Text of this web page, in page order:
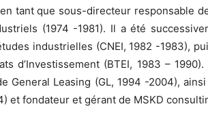
tant que sous-directeur responsable
(1974 -1981). Il a été
industrielles (CNEI, 1982 -1983),
d’Investissement (BTEI, 1983 –
General Leasing (GL, 1994 -2004),
et fondateur et gérant de MSKD